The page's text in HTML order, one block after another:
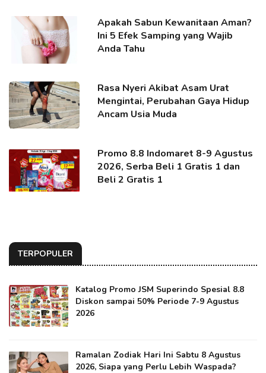
Apakah Sabun Kewanitaan Aman?
Ini 5 Efek Samping yang Wajib
Anda Tahu
Rasa Nyeri Akibat Asam Urat
Mengintai, Perubahan Gaya Hidup
Ancam Usia Muda
Promo 8.8 Indomaret 8-9 Agustus
2026, Serba Beli 1 Gratis 1 dan
Beli 2 Gratis 1
TERPOPULER
Katalog Promo JSM Superindo Spesial 8.8
Diskon sampai 50% Periode 7-9 Agustus
2026
Ramalan Zodiak Hari Ini Sabtu 8 Agustus
2026, Siapa yang Perlu Lebih Waspada?